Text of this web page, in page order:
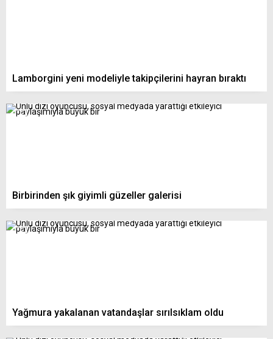
Lamborgini yeni modeliyle takipçilerini hayran bıraktı
Birbirinden şık giyimli güzeller galerisi
Yağmura yakalanan vatandaşlar sırılsıklam oldu